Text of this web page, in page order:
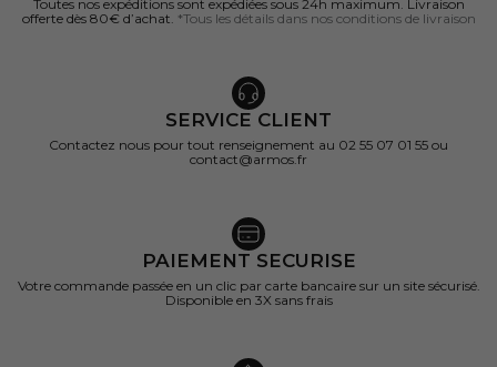
Toutes nos expéditions sont expédiées sous 24h maximum. Livraison
offerte dès 80€ d’achat. *Tous les détails dans nos conditions de livraison
SERVICE CLIENT
Contactez nous pour tout renseignement au 02 55 07 01 55 ou
contact@armos.fr
PAIEMENT SECURISE
Votre commande passée en un clic par carte bancaire sur un site sécurisé.
Disponible en 3X sans frais